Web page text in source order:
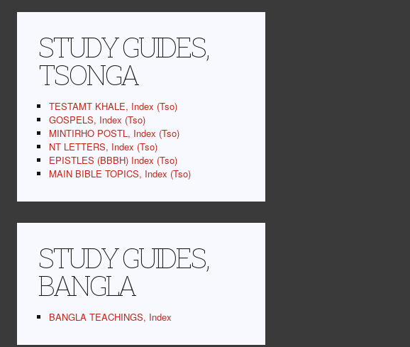
STUDY GUIDES,
TSONGA
TESTAMT KHALE, Index (Tso)
GOSPELS, Index (Tso)
MINTIRHO POSTL, Index (Tso)
NT LETTERS, Index (Tso)
EPISTLES (BBBH) Index (Tso)
MAIN BIBLE TOPICS, Index (Tso)
STUDY GUIDES,
BANGLA
BANGLA TEACHINGS, Index